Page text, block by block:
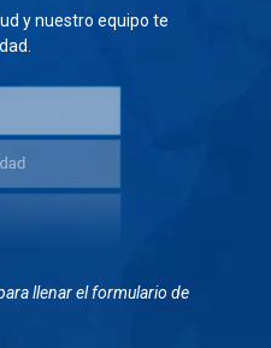
y nuestro equipo te
llenar el formulario de